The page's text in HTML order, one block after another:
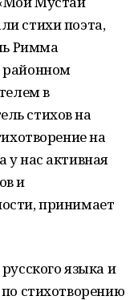
стихи поэта,
Римма
районном
в
стихов на
на
нас активная
и
принимает
языка и
стихотворению